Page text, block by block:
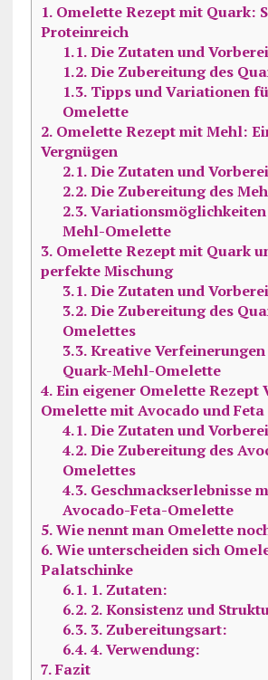
1.Omelette Rezept mit Quark:
Proteinreich
1.1.Die Zutaten und
1.2.Die Zubereitung des
1.3.Tipps und Variationen
Omelette
2.Omelette Rezept mit Mehl:
Vergnügen
2.1.Die Zutaten und
2.2.Die Zubereitung des
2.3.
Mehl-Omelette
3.Omelette Rezept mit Quark
perfekte Mischung
3.1.Die Zutaten und
3.2.Die Zubereitung des
Omelettes
3.3.Kreative
Quark-Mehl-Omelette
4.Ein eigener Omelette Rezept
Omelette mit Avocado und Feta
4.1.Die Zutaten und
4.2.Die Zubereitung des
Omelettes
4.3.Geschmackserlebnisse
Avocado-Feta-Omelette
5.Wie nennt man Omelette
6.Wie unterscheiden sich
Palatschinke
6.1.1. Zutaten:
6.2.2. Konsistenz und
6.3.3. Zubereitungsart:
6.4.4. Verwendung:
7.Fazit